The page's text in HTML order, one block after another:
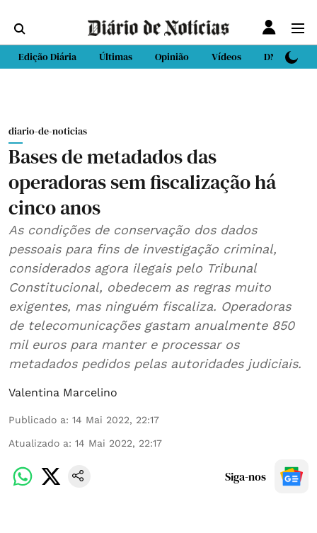
Edição Diária Últimas Opinião Vídeos DN Sport
diario-de-noticias
Bases de metadados das
operadoras sem fiscalização há
cinco anos
As condições de conservação dos dados
pessoais para fins de investigação criminal,
considerados agora ilegais pelo Tribunal
Constitucional, obedecem as regras muito
exigentes, mas ninguém fiscaliza. Operadoras
de telecomunicações gastam anualmente 850
mil euros para manter e processar os
metadados pedidos pelas autoridades judiciais.
Valentina Marcelino
Publicado a: 14 Mai 2022, 22:17
Atualizado a: 14 Mai 2022, 22:17
Siga-nos